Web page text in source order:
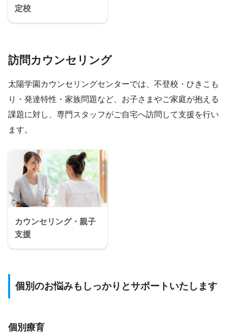
定校
訪問カウンセリング
太陽学園カウンセリングセンターでは、不登校・ひきこも
り・発達特性・家族問題など、お子さまやご家庭が抱える
課題に対し、専門スタッフがご自宅へ訪問して支援を行い
ます。
カウンセリング・親子
支援
個別のお悩みもしっかりとサポートいたします
個別療育